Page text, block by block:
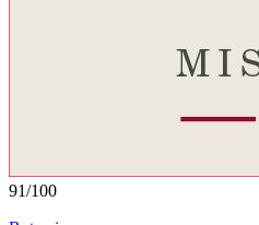
91/100